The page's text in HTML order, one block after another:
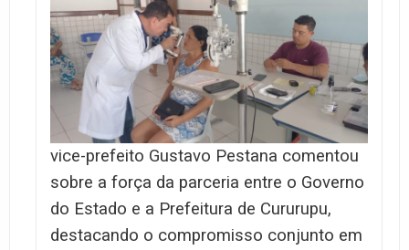
vice-prefeito Gustavo Pestana comentou
sobre a força da parceria entre o Governo
do Estado e a Prefeitura de Cururupu,
destacando o compromisso conjunto em